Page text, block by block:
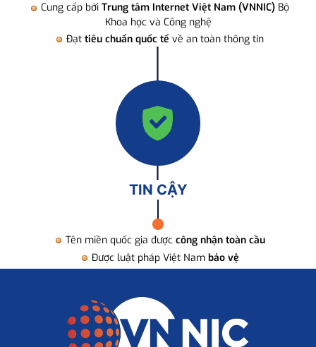
Cung cấp bởi Trung tâm Internet Việt Nam (VNNIC) Bộ
Khoa học và Công nghệ
Đạt tiêu chuẩn quốc tế về an toàn thông tin
TIN CẬY
Tên miền quốc gia được công nhận toàn cầu
Được luật pháp Việt Nam bảo vệ